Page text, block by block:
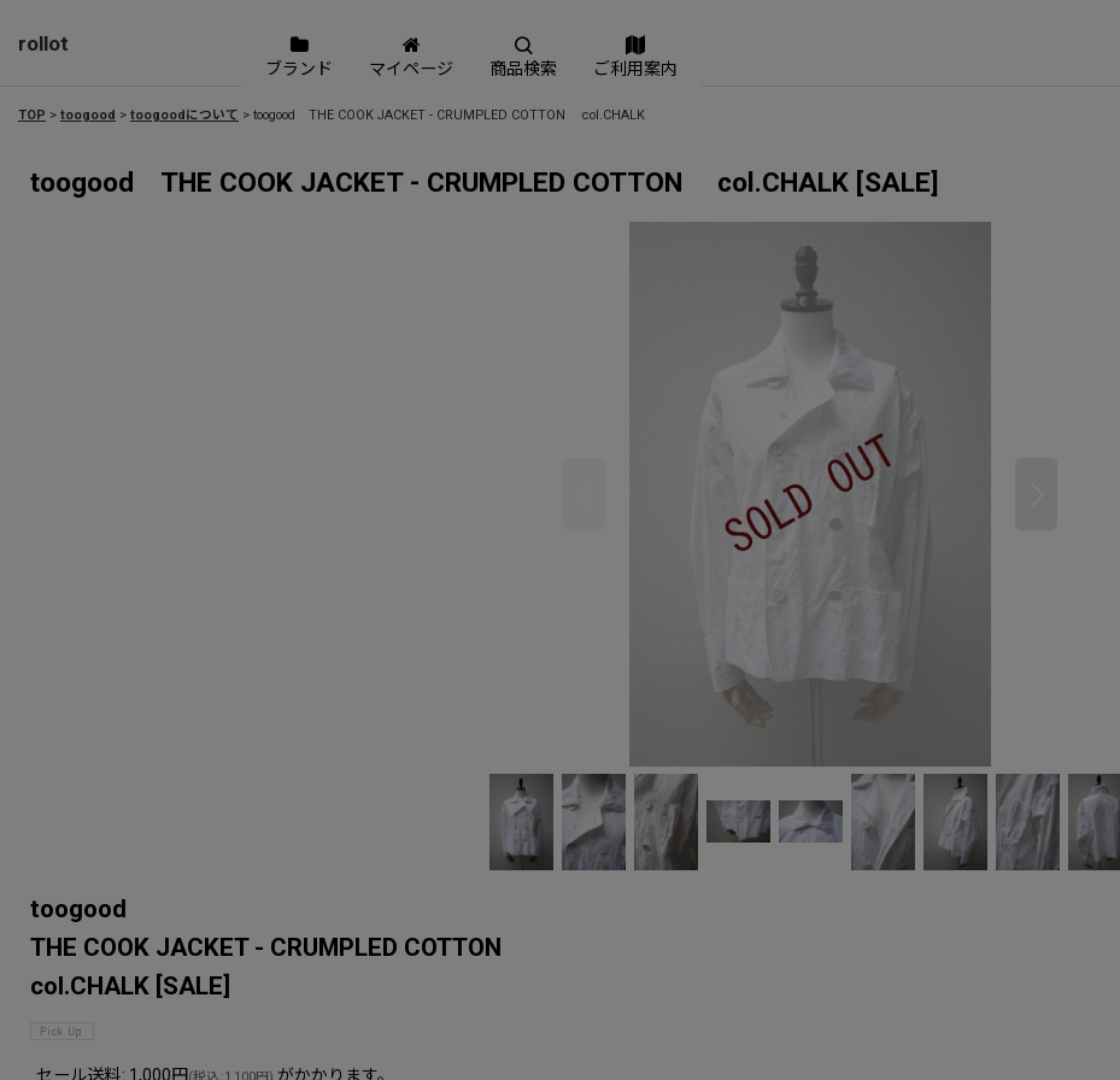
rollot
ブランド マイページ 商品検索 ご利用案内
TOP > toogood > toogoodについて > toogood THE COOK JACKET - CRUMPLED COTTON col.CHALK
toogood THE COOK JACKET - CRUMPLED COTTON col.CHALK [SALE]
toogood
THE COOK JACKET - CRUMPLED COTTON
col.CHALK [SALE]
セール送料: 1,000円(税込 :1,100円) がかかります。